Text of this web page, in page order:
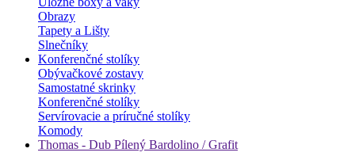
Obrazy
Tapety a Lišty
Slnečníky
Konferenčné stolíky
Obývačkové zostavy
Samostatné skrinky
Konferenčné stolíky
Servírovacie a príručné stolíky
Komody
Thomas - Dub Pílený Bardolino / Grafit